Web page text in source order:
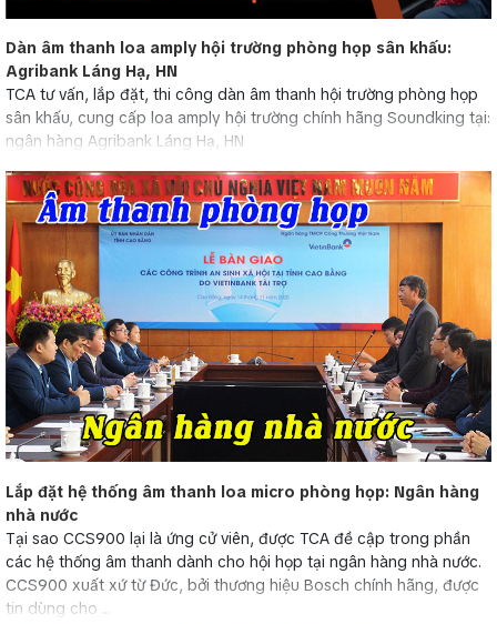
Dàn âm thanh loa amply hội trường phòng họp sân khấu:
Agribank Láng Hạ, HN
TCA tư vấn, lắp đặt, thi công dàn âm thanh hội trường phòng họp
sân khấu, cung cấp loa amply hội trường chính hãng Soundking tại:
ngân hàng Agribank Láng Hạ, HN
Lắp đặt hệ thống âm thanh loa micro phòng họp: Ngân hàng
nhà nước
Tại sao CCS900 lại là ứng cử viên, được TCA đề cập trong phần
các hệ thống âm thanh dành cho hội họp tại ngân hàng nhà nước.
CCS900 xuất xứ từ Đức, bởi thương hiệu Bosch chính hãng, được
tin dùng cho ...